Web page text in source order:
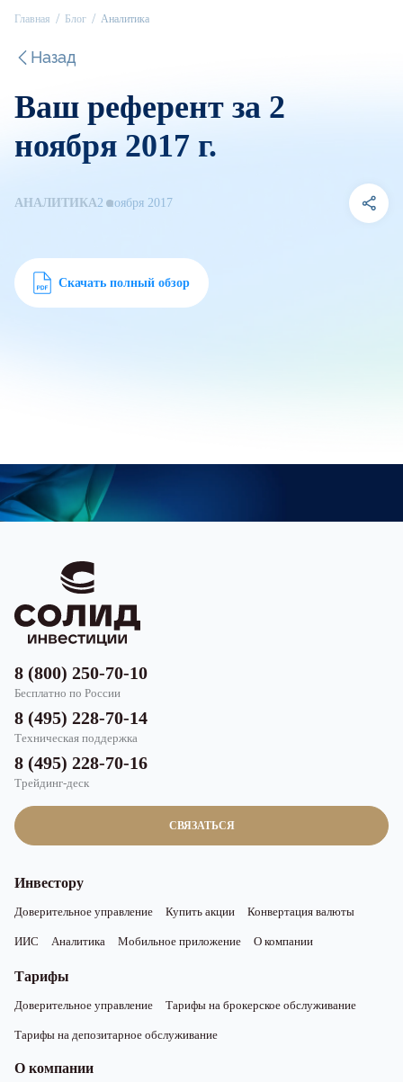
Главная Блог Аналитика
Назад
Ваш референт за 2
ноября 2017 г.
АНАЛИТИКА2 ноября 2017
Скачать полный обзор
СВЯЗАТЬСЯ
8 (800) 250-70-10
Бесплатно по России
8 (495) 228-70-14
Техническая поддержка
8 (495) 228-70-16
Трейдинг-деск
Инвестору
Доверительное управление Купить акции Конвертация валюты
ИИС Аналитика Мобильное приложение О компании
Тарифы
Доверительное управление Тарифы на брокерское обслуживание
Тарифы на депозитарное обслуживание
О компании